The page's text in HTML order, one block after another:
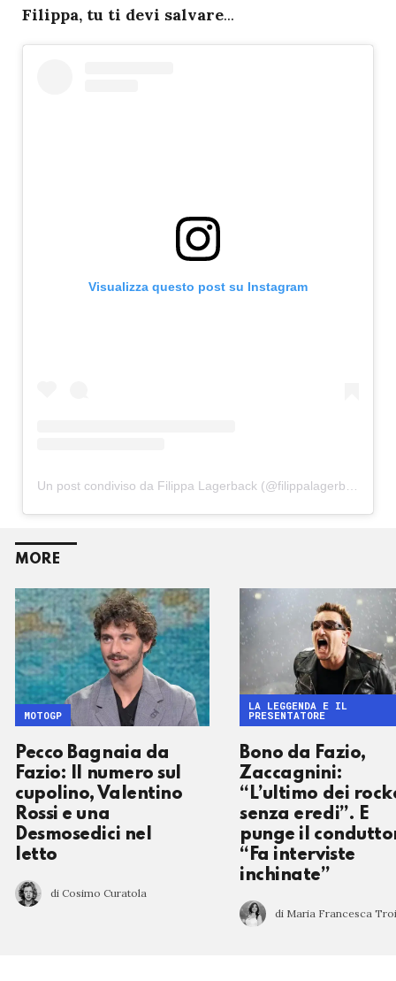
Filippa, tu ti devi salvare...
Visualizza questo post su Instagram
Un post condiviso da Filippa Lagerback (@filippalagerback)
MORE
Pecco Bagnaia da
Fazio: Il numero sul
cupolino, Valentino
Rossi e una
Desmosedici nel
letto
di Cosimo Curatola
MOTOGP
Bono da Fazio,
Zaccagnini:
“L’ultimo dei
senza eredi”. E
punge il
“Fa interviste
inchinate”
di Maria Francesca
LA LEGGENDA E IL
PRESENTATORE